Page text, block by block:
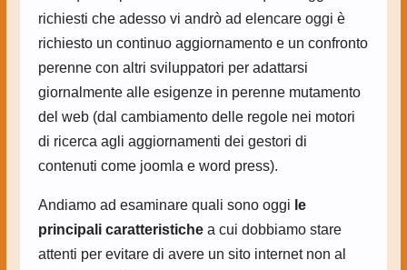
richiesti che adesso vi andrò ad elencare oggi è
richiesto un continuo aggiornamento e un confronto
perenne con altri sviluppatori per adattarsi
giornalmente alle esigenze in perenne mutamento
del web (dal cambiamento delle regole nei motori
di ricerca agli aggiornamenti dei gestori di
contenuti come joomla e word press).
Andiamo ad esaminare quali sono oggi le
principali caratteristichea cui dobbiamo stare
attenti per evitare di avere un sito internet non al